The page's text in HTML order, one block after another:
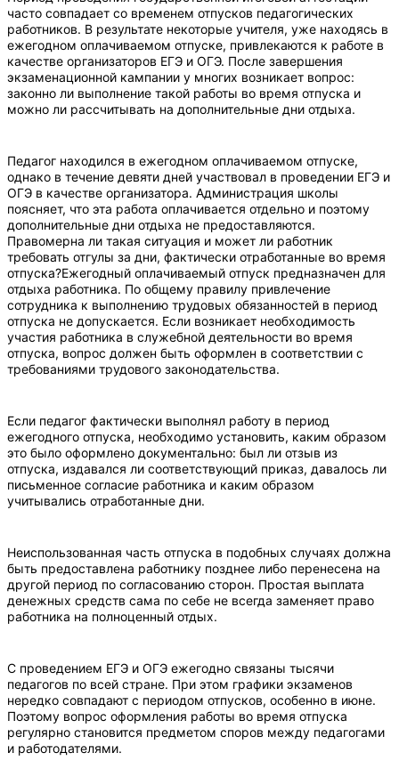
часто совпадает со временем отпусков педагогических
работников. В результате некоторые учителя, уже находясь в
ежегодном оплачиваемом отпуске, привлекаются к работе в
качестве организаторов ЕГЭ и ОГЭ. После завершения
экзаменационной кампании у многих возникает вопрос:
законно ли выполнение такой работы во время отпуска и
можно ли рассчитывать на дополнительные дни отдыха.
Педагог находился в ежегодном оплачиваемом отпуске,
однако в течение девяти дней участвовал в проведении ЕГЭ и
ОГЭ в качестве организатора. Администрация школы
поясняет, что эта работа оплачивается отдельно и поэтому
дополнительные дни отдыха не предоставляются.
Правомерна ли такая ситуация и может ли работник
требовать отгулы за дни, фактически отработанные во время
отпуска?Ежегодный оплачиваемый отпуск предназначен для
отдыха работника. По общему правилу привлечение
сотрудника к выполнению трудовых обязанностей в период
отпуска не допускается. Если возникает необходимость
участия работника в служебной деятельности во время
отпуска, вопрос должен быть оформлен в соответствии с
требованиями трудового законодательства.
Если педагог фактически выполнял работу в период
ежегодного отпуска, необходимо установить, каким образом
это было оформлено документально: был ли отзыв из
отпуска, издавался ли соответствующий приказ, давалось ли
письменное согласие работника и каким образом
учитывались отработанные дни.
Неиспользованная часть отпуска в подобных случаях должна
быть предоставлена работнику позднее либо перенесена на
другой период по согласованию сторон. Простая выплата
денежных средств сама по себе не всегда заменяет право
работника на полноценный отдых.
С проведением ЕГЭ и ОГЭ ежегодно связаны тысячи
педагогов по всей стране. При этом графики экзаменов
нередко совпадают с периодом отпусков, особенно в июне.
Поэтому вопрос оформления работы во время отпуска
регулярно становится предметом споров между педагогами
и работодателями.